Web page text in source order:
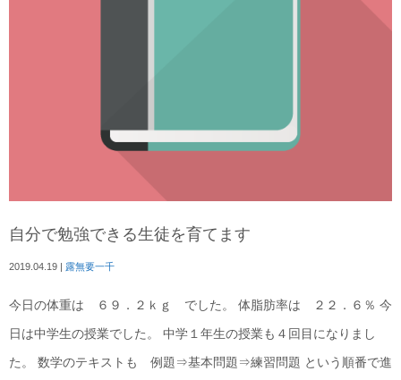
自分で勉強できる生徒を育てます
2019.04.19 | 露無要一千
今日の体重は ６９．２ｋｇ でした。 体脂肪率は ２２．６％ 今
日は中学生の授業でした。 中学１年生の授業も４回目になりまし
た。 数学のテキストも 例題⇒基本問題⇒練習問題 という順番で進